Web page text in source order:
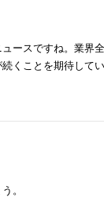
ースですね。業界
くことを期待してい
。